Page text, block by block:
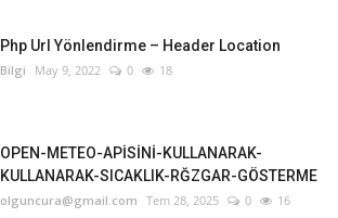
Php Url Yönlendirme – Header Location
Bilgi May 9, 2022 0 18
OPEN-METEO-APİSİNİ-KULLANARAK-
KULLANARAK-SICAKLIK-RĞZGAR-GÖSTERME
olguncura@gmail.com Tem 28, 2025 0 16